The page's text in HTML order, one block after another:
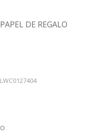
PAPEL DE REGALO